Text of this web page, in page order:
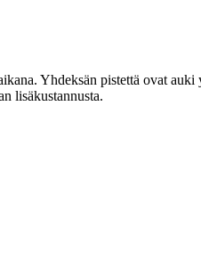
Yhdeksän pistettä ovat
lisäkustannusta.